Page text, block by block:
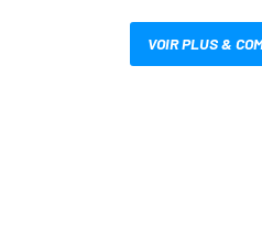
VOIR PLUS &